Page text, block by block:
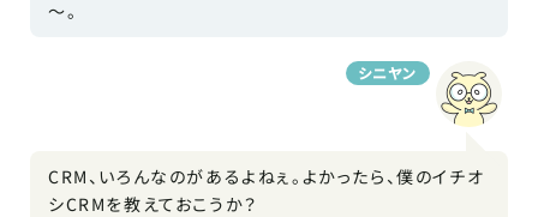
～。
シニヤン
CRM、いろんなのがあるよねぇ。よかったら、僕のイチオ
シCRMを教えておこうか？